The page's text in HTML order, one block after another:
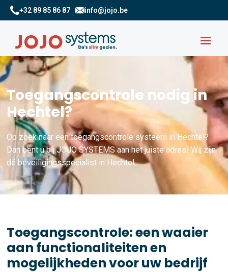
+32 89 85 86 87 info@jojo.be
Toegangscontrole nodig in
Hechtel?
Op zoek naar een toegangscontrole systeem in Hechtel?
Dan bent u bij JOJO SYSTEMS aan het juiste adres! Wij zijn
dé beveiligingsspecialist in Hechtel.
Toegangscontrole: een waaier
aan functionaliteiten en
mogelijkheden voor uw bedrijf